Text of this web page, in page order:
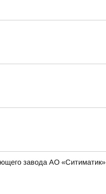
завода АО «Ситиматик»